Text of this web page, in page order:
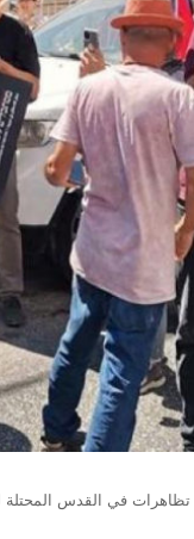
تظاهرات في القدس المحتلة
2026:
سيدات
الجزائر
على
بعد90
دقيقة
بلوغ
نهائيات
مونديال
البرازيل
بلوغ